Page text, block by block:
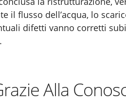
il flusso dell’acqua, lo
difetti vanno corretti
Alla